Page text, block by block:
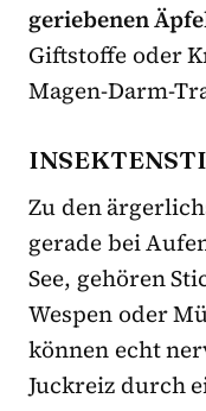
geriebenen
Giftstoffe oder
Magen-Darm-
Zu den
gerade bei
See, gehören
Wespen oder
können echt
Juckreiz durch